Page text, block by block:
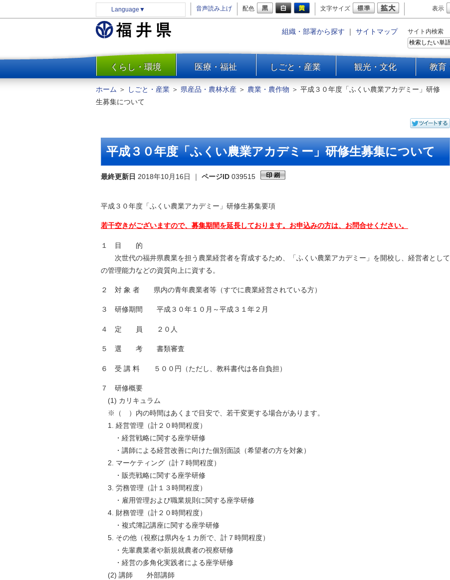
Language ▼ 音声読み上げ 配色 文字サイズ 表示
組織・部署から探す ｜ サイトマップ サイト内検索
一覧
くらし・環境 医療・福祉 しごと・産業 観光・文化 教育
防災
安全安心
住まい・土地
交通・道路
ホーム ＞ しごと・産業 ＞ 県産品・農林水産 ＞ 農業・農作物 ＞ 平成３０年度「ふくい農業アカデミー」研修
生募集について
平成３０年度「ふくい農業アカデミー」研修生募集について
最終更新日 2018年10月16日 ｜ ページID 039515
平成３０年度「ふくい農業アカデミー」研修生募集要項
若干空きがございますので、募集期間を延長しております。お申込みの方は、お問合せください。
１ 目 的
次世代の福井県農業を担う農業経営者を育成するため、「ふくい農業アカデミー」を開校し、経営者として
の管理能力などの資質向上に資する。
２ 対 象 者 県内の青年農業者等（すでに農業経営されている方）
３ 研修期間 平成３０年１０月～平成３１年２月
４ 定 員 ２０人
５ 選 考 書類審査
６ 受 講 料 ５００円（ただし、教科書代は各自負担）
７ 研修概要
(1) カリキュラム
※（ ）内の時間はあくまで目安で、若干変更する場合があります。
1. 経営管理（計２０時間程度）
・経営戦略に関する座学研修
・講師による経営改善に向けた個別面談（希望者の方を対象）
2. マーケティング（計７時間程度）
・販売戦略に関する座学研修
3. 労務管理（計１３時間程度）
・雇用管理および職業規則に関する座学研修
4. 財務管理（計２０時間程度）
・複式簿記講座に関する座学研修
5. その他（視察は県内を１カ所で、計７時間程度）
・先輩農業者や新規就農者の視察研修
・経営の多角化実践者による座学研修
(2) 講師 外部講師